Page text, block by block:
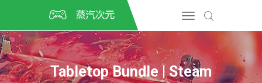
Tabletop Bundle | Steam
CSGO开箱
DOTA2开箱
开箱教程